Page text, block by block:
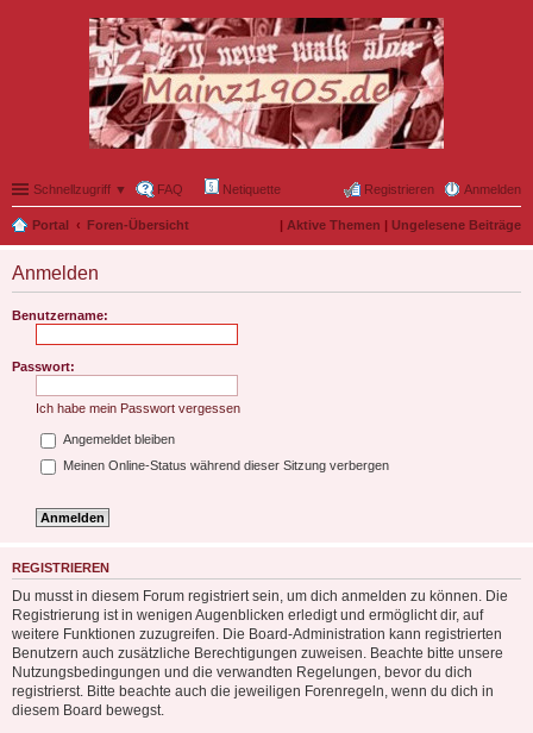
Schnellzugriff ▼ FAQ Netiquette Anmelden
Registrieren
Portal Foren-Übersicht | Aktive Themen | Ungelesene Beiträge
Anmelden
Benutzername:
Passwort:
Ich habe mein Passwort vergessen
Angemeldet bleiben
Meinen Online-Status während dieser Sitzung verbergen
REGISTRIEREN
Du musst in diesem Forum registriert sein, um dich anmelden zu können. Die
Registrierung ist in wenigen Augenblicken erledigt und ermöglicht dir, auf
weitere Funktionen zuzugreifen. Die Board-Administration kann registrierten
Benutzern auch zusätzliche Berechtigungen zuweisen. Beachte bitte unsere
Nutzungsbedingungen und die verwandten Regelungen, bevor du dich
registrierst. Bitte beachte auch die jeweiligen Forenregeln, wenn du dich in
diesem Board bewegst.